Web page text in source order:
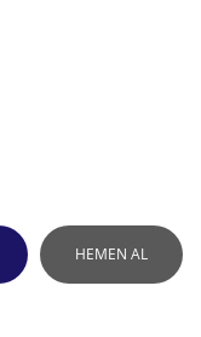
HEMEN AL